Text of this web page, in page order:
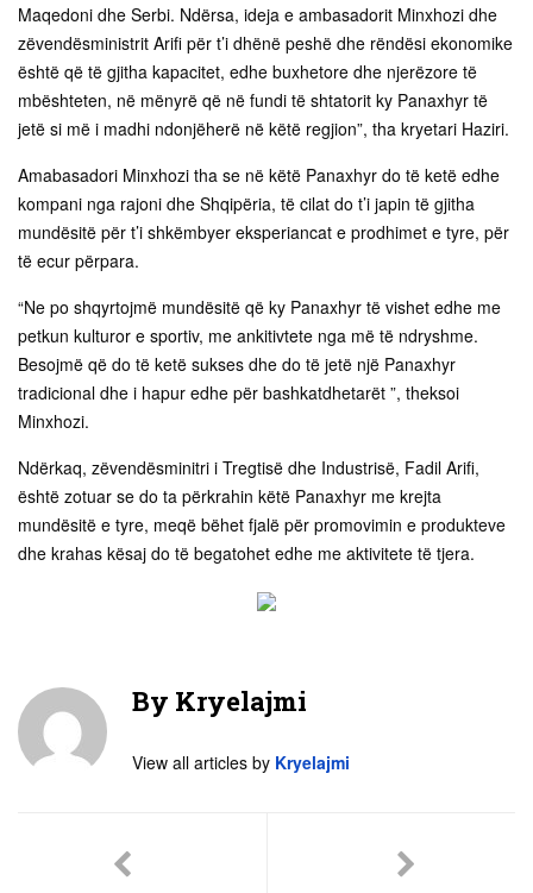
Maqedoni dhe Serbi. Ndërsa, ideja e ambasadorit Minxhozi dhe
zëvendësministrit Arifi për t’i dhënë peshë dhe rëndësi ekonomike
është që të gjitha kapacitet, edhe buxhetore dhe njerëzore të
mbështeten, në mënyrë që në fundi të shtatorit ky Panaxhyr të
jetë si më i madhi ndonjëherë në këtë regjion”, tha kryetari Haziri.
Amabasadori Minxhozi tha se në këtë Panaxhyr do të ketë edhe
kompani nga rajoni dhe Shqipëria, të cilat do t’i japin të gjitha
mundësitë për t’i shkëmbyer eksperiancat e prodhimet e tyre, për
të ecur përpara.
“Ne po shqyrtojmë mundësitë që ky Panaxhyr të vishet edhe me
petkun kulturor e sportiv, me ankitivtete nga më të ndryshme.
Besojmë që do të ketë sukses dhe do të jetë një Panaxhyr
tradicional dhe i hapur edhe për bashkatdhetarët ”, theksoi
Minxhozi.
Ndërkaq, zëvendësminitri i Tregtisë dhe Industrisë, Fadil Arifi,
është zotuar se do ta përkrahin këtë Panaxhyr me krejta
mundësitë e tyre, meqë bëhet fjalë për promovimin e produkteve
dhe krahas kësaj do të begatohet edhe me aktivitete të tjera.
By Kryelajmi
View all articles by Kryelajmi